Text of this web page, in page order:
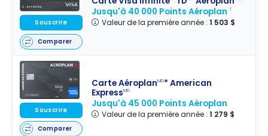
Jusqu'à 40 000 Points Aéroplan†
Valeur de la première année : 1 503 $
Souscrire
Comparer
Carte AéroplanMD* American
ExpressMD
Jusqu'à 45 000 Points Aéroplan
Valeur de la première année : 1 279 $
Souscrire
Comparer